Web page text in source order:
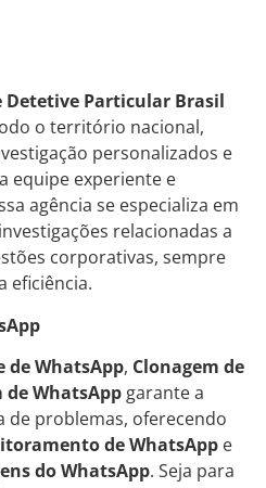
Detetive Particular Brasil
o território nacional,
personalizados e
equipe experiente e
agência se especializa em
relacionadas a
corporativas, sempre
eficiência.
de WhatsApp, Clonagem de
de WhatsApp garante a
de problemas, oferecendo
de WhatsApp e
do WhatsApp. Seja para